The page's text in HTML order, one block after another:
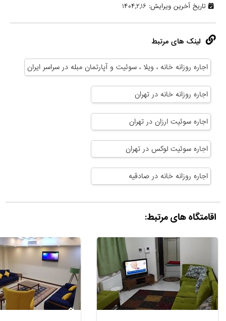
تاریخ آخرین ویرایش: ۱۴۰۴,۲,۱۶
لینک های مرتبط
اجاره روزانه خانه ، ویلا ، سوئیت و آپارتمان مبله در سراسر ایران
اجاره روزانه خانه در تهران
اجاره سوئیت ارزان در تهران
اجاره سوئیت لوکس در تهران
اجاره روزانه خانه در صادقیه
اقامتگاه های مرتبط: